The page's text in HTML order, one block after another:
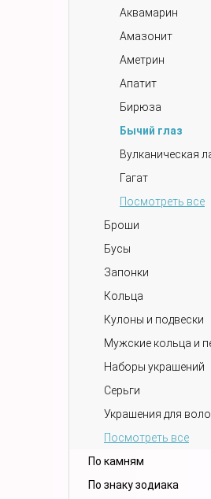
Аквамарин
Амазонит
Аметрин
Апатит
Бирюза
Бычий глаз
Вулканическая
Гагат
Посмотреть все
Броши
Бусы
Запонки
Кольца
Кулоны и подвески
Мужские кольца и
Наборы украшений
Серьги
Украшения для
Посмотреть все
По камням
По знаку зодиака